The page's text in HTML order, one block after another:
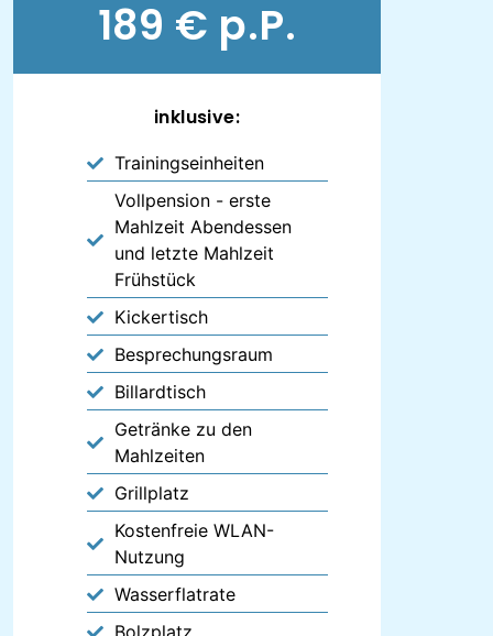
189 € p.P.
inklusive:
Trainingseinheiten
Vollpension - erste
Mahlzeit Abendessen
und letzte Mahlzeit
Frühstück
Kickertisch
Besprechungsraum
Billardtisch
Getränke zu den
Mahlzeiten
Grillplatz
Kostenfreie WLAN-
Nutzung
Wasserflatrate